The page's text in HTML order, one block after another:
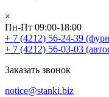
×
Пн-Пт 09:00-18:00
+ 7 (4212) 56-24-39
+ 7 (4212) 56-03-03
Заказать звонок
notice@stanki.biz